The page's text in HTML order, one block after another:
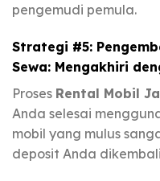
pengemudi pemula.
Strategi #5:
Sewa: Mengakhiri
Proses Rental Mobil
Anda selesai
mobil yang mulus
deposit Anda